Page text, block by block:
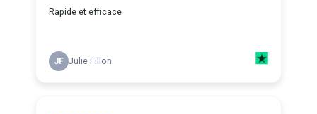
Rapide et efficace
JF Julie Fillon